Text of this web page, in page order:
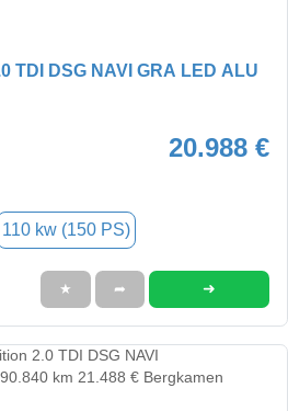
TDI DSG NAVI GRA LED ALU
20.988 €
110 kw (150 PS)
★ ➦ ➜